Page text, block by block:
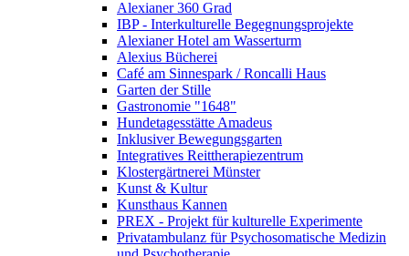
Alexianer 360 Grad
IBP - Interkulturelle Begegnungsprojekte
Alexianer Hotel am Wasserturm
Alexius Bücherei
Café am Sinnespark / Roncalli Haus
Garten der Stille
Gastronomie "1648"
Hundetagesstätte Amadeus
Inklusiver Bewegungsgarten
Integratives Reittherapiezentrum
Klostergärtnerei Münster
Kunst & Kultur
Kunsthaus Kannen
PREX - Projekt für kulturelle Experimente
Privatambulanz für Psychosomatische Medizin